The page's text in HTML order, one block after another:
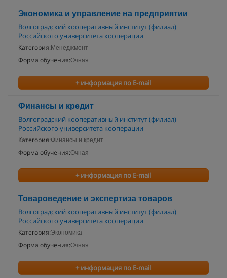
Экономика и управление на предприятии
Волгоградский кооперативный институт (филиал)
Российского университета кооперации
Категория: Менеджмент
Форма обучения:Очная
+ информация по E-mail
Финансы и кредит
Волгоградский кооперативный институт (филиал)
Российского университета кооперации
Категория:Финансы и кредит
Форма обучения:Очная
+ информация по E-mail
Товароведение и экспертиза товаров
Волгоградский кооперативный институт (филиал)
Российского университета кооперации
Категория:Экономика
Форма обучения:Очная
+ информация по E-mail